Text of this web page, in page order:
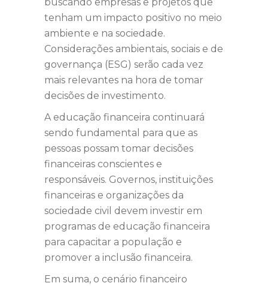
tenham um impacto positivo no meio
ambiente e na sociedade.
Considerações ambientais, sociais e de
governança (ESG) serão cada vez
mais relevantes na hora de tomar
decisões de investimento.
A educação financeira continuará
sendo fundamental para que as
pessoas possam tomar decisões
financeiras conscientes e
responsáveis. Governos, instituições
financeiras e organizações da
sociedade civil devem investir em
programas de educação financeira
para capacitar a população e
promover a inclusão financeira.
Em suma, o cenário financeiro